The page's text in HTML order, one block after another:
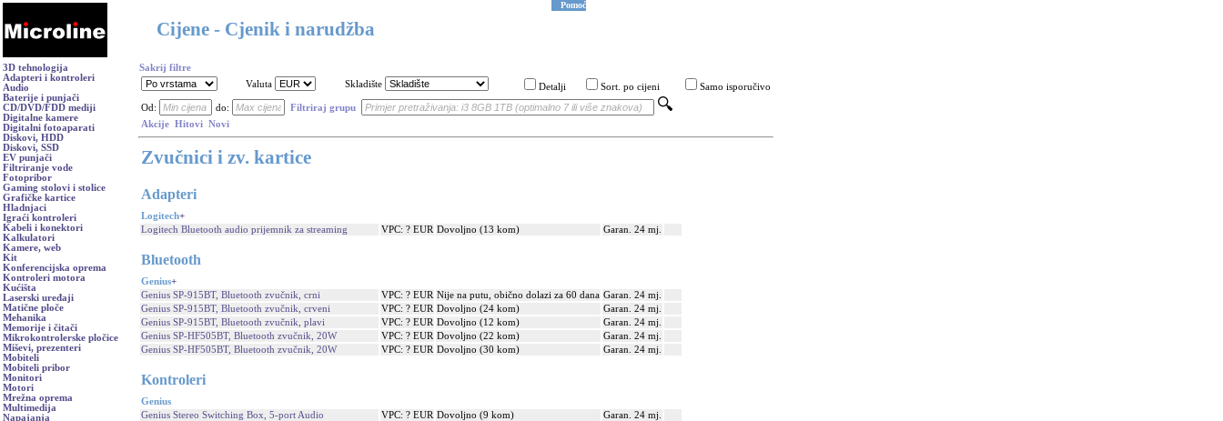
Cijene - Cjenik i narudžba
Pomoć
3D tehnologija
Adapteri i kontroleri
Audio
Baterije i punjači
CD/DVD/FDD mediji
Digitalne kamere
Digitalni fotoaparati
Diskovi, HDD
Diskovi, SSD
EV punjači
Filtriranje vode
Fotopribor
Gaming stolovi i stolice
Grafičke kartice
Hladnjaci
Igraći kontroleri
Kabeli i konektori
Kalkulatori
Kamere, web
Kit
Konferencijska oprema
Kontroleri motora
Kućišta
Laserski uređaji
Matične ploče
Mehanika
Memorije i čitači
Mikrokontrolerske pločice
Miševi, prezenteri
Mobiteli
Mobiteli pribor
Monitori
Motori
Mrežna oprema
Multimedija
Napajanja
Sakrij filtre
Valuta
Skladište Detalji Sort. po cijeni Samo isporučivo
Od: do:
Filtriraj grupu
Akcije Hitovi Novi
Zvučnici i zv. kartice
Adapteri
Logitech+
Logitech Bluetooth audio prijemnik za streaming
VPC: ? EUR Dovoljno (13 kom) Garan. 24 mj.
Bluetooth
Genius+
Genius SP-915BT, Bluetooth zvučnik, crni
VPC: ? EUR Nije na putu, obično dolazi za 60 dana Garan. 24 mj.
Genius SP-915BT, Bluetooth zvučnik, crveni
VPC: ? EUR Dovoljno (24 kom)
Garan. 24 mj.
Genius SP-915BT, Bluetooth zvučnik, plavi
VPC: ? EUR Dovoljno (12 kom)
Garan. 24 mj.
Genius SP-HF505BT, Bluetooth zvučnik, 20W
VPC: ? EUR Dovoljno (22 kom)
Garan. 24 mj.
Genius SP-HF505BT, Bluetooth zvučnik, 20W
VPC: ? EUR Dovoljno (30 kom) Garan. 24 mj.
Kontroleri
Genius
Genius Stereo Switching Box, 5-port Audio
VPC: ? EUR Dovoljno (9 kom) Garan. 24 mj.